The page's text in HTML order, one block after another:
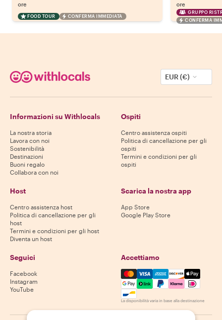
ore
FOOD TOUR CONFERMA IMMEDIATA
ore
GRUPPO
CONFERMA
EUR (€)
Informazioni su Withlocals
La nostra storia
Lavora con noi
Sostenibilità
Destinazioni
Buoni regalo
Collabora con noi
Ospiti
Centro assistenza ospiti
Politica di cancellazione per gli
ospiti
Termini e condizioni per gli
ospiti
Host
Centro assistenza host
Politica di cancellazione per gli
host
Termini e condizioni per gli host
Diventa un host
Scarica la nostra app
App Store
Google Play Store
Seguici
Facebook
Instagram
YouTube
Accettiamo
Mastercard, Visa, Amex,
La disponibilità varia in base alla destinazione